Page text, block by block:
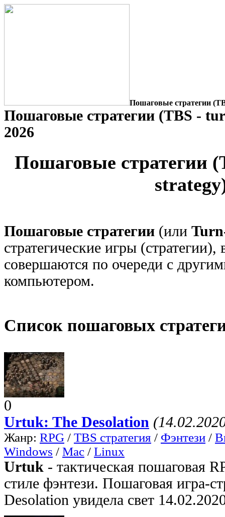
Пошаговые стратегии
Пошаговые стратегии (TBS -
2026
Пошаговые стратегии
Пошаговые стратегии (или
стратегические игры
совершаются по очереди с
компьютером.
Список пошаговых
0
Urtuk: The Desolation
Жанр: RPG / TBS стратегия / Фэнтези /
Windows / Mac / Linux
Urtuk - тактическая пошаговая
стиле фэнтези. Пошаговая игра-
Desolation увидела свет